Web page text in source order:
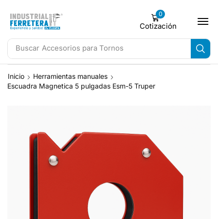
Buscar Accesorios para Tornos
0
Cotización
Inicio
Herramientas manuales
Escuadra Magnetica 5 pulgadas Esm-5 Truper